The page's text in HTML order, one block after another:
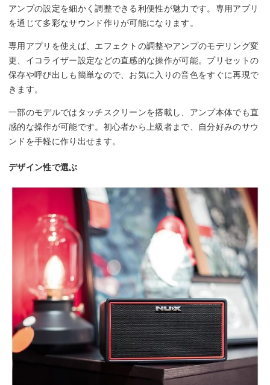
アンプの設定を細かく調整できる利便性が魅力です。専用アプリ
を通じて多彩なサウンド作りが可能になります。
専用アプリを使えば、エフェクトの調整やアンプのモデリング変
更、イコライザー設定などの直感的な操作が可能。プリセットの
保存や呼び出しも簡単なので、お気に入りの音色をすぐに再現で
きます。
一部のモデルではタッチスクリーンを搭載し、アンプ本体でも直
感的な操作が可能です。初心者から上級者まで、自分好みのサウ
ンドを手軽に作り出せます。
デザイン性で選ぶ